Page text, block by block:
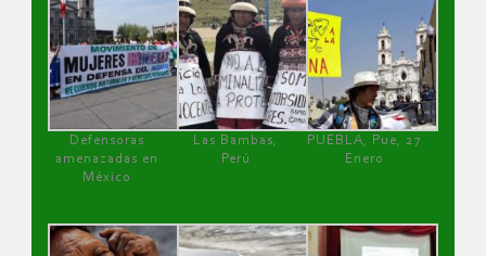
Defensoras
amenazadas en
México
Las Bambas,
Perú
PUEBLA, Pue, 27
Enero